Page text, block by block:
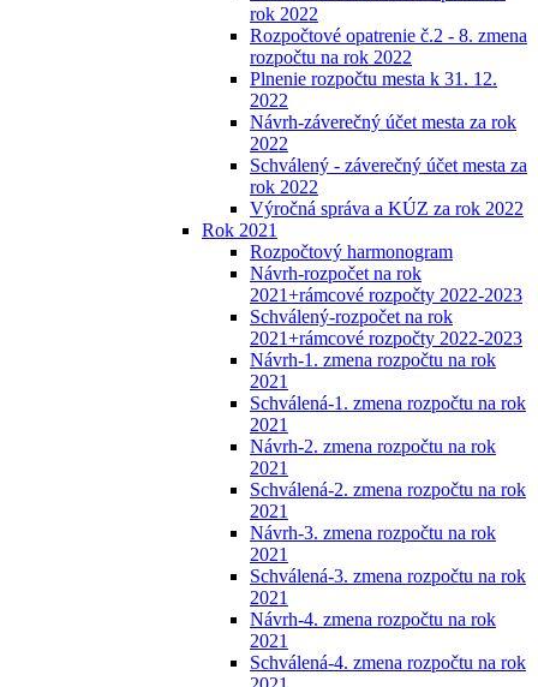
rok 2022
Rozpočtové opatrenie č.2 - 8. zmena
rozpočtu na rok 2022
Plnenie rozpočtu mesta k 31. 12.
2022
Návrh-záverečný účet mesta za rok
2022
Schválený - záverečný účet mesta za
rok 2022
Výročná správa a KÚZ za rok 2022
Rok 2021
Rozpočtový harmonogram
Návrh-rozpočet na rok
2021+rámcové rozpočty 2022-2023
Schválený-rozpočet na rok
2021+rámcové rozpočty 2022-2023
Návrh-1. zmena rozpočtu na rok
2021
Schválená-1. zmena rozpočtu na rok
2021
Návrh-2. zmena rozpočtu na rok
2021
Schválená-2. zmena rozpočtu na rok
2021
Návrh-3. zmena rozpočtu na rok
2021
Schválená-3. zmena rozpočtu na rok
2021
Návrh-4. zmena rozpočtu na rok
2021
Schválená-4. zmena rozpočtu na rok